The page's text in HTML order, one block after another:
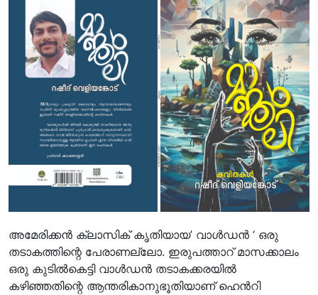
അമേരിക്കൻ ക്ലാസിക് കൃതിയായ’ വാൾഡൻ ‘ ഒരു
തടാകത്തിന്റെ പേരാണല്ലോ. ഇരുപത്താറ് മാസക്കാലം
ഒരു കുടിൽകെട്ടി വാൾഡൻ തടാകക്കരയിൽ
കഴിഞ്ഞതിന്റെ ആന്തരികാനുഭൂതിയാണ് ഹെൻറി